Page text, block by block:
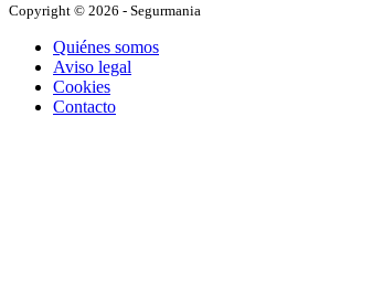
Copyright © 2026 - Segurmania
Quiénes somos
Aviso legal
Cookies
Contacto